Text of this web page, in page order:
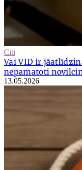
Citi
Vai VID ir
nepamatoti
13.05.2026